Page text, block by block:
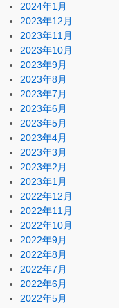
2024年1月
2023年12月
2023年11月
2023年10月
2023年9月
2023年8月
2023年7月
2023年6月
2023年5月
2023年4月
2023年3月
2023年2月
2023年1月
2022年12月
2022年11月
2022年10月
2022年9月
2022年8月
2022年7月
2022年6月
2022年5月